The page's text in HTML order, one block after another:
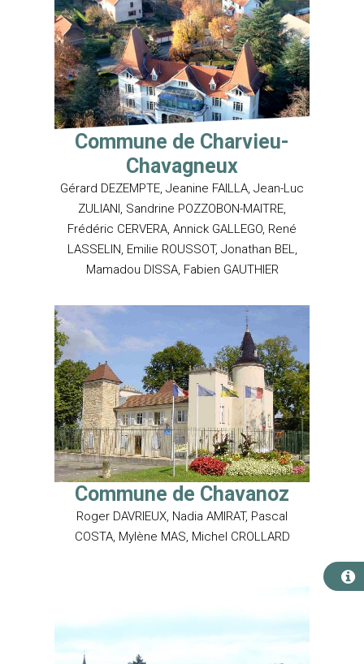
Commune de Charvieu-
Chavagneux
Gérard DEZEMPTE, Jeanine FAILLA, Jean-Luc
ZULIANI, Sandrine POZZOBON-MAITRE,
Frédéric CERVERA, Annick GALLEGO, René
LASSELIN, Emilie ROUSSOT, Jonathan BEL,
Mamadou DISSA, Fabien GAUTHIER
Commune de Chavanoz
Roger DAVRIEUX, Nadia AMIRAT, Pascal
COSTA, Mylène MAS, Michel CROLLARD